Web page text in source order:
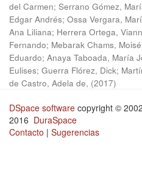
del Carmen; Serrano Gómez,
Edgar Andrés; Ossa Vergara,
Ana Liliana; Herrera Ortega,
Fernando; Mebarak Chams,
Eduardo; Anaya Taboada, María
Eulises; Guerra Flórez, Dick;
de Castro, Adela de, (2017)
DSpace software copyright ©
2016 DuraSpace
Contacto | Sugerencias